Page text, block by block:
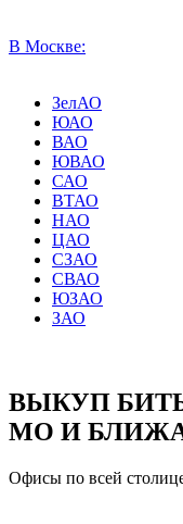
В Москве:
ЗелАО
ЮАО
ВАО
ЮВАО
САО
ВТАО
НАО
ЦАО
СЗАО
СВАО
ЮЗАО
ЗАО
ВЫКУП
МО И
Офисы по всей